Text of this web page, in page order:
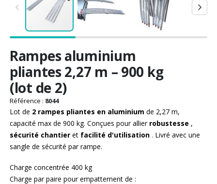
au
début
de
la
Galerie
d’images
Rampes aluminium
pliantes 2,27 m – 900 kg
(lot de 2)
Référence : 8044
Lot de 2 rampes pliantes en aluminium de 2,27 m,
capacité max de 900 kg. Conçues pour allier robustesse ,
sécurité chantier et facilité d'utilisation . Livré avec une
sangle de sécurité par rampe.
Charge concentrée 400 kg
Charge par paire pour empattement de :